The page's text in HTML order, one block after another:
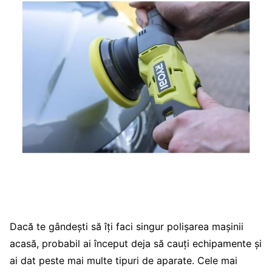
Dacă te gândești să îți faci singur polișarea mașinii
acasă, probabil ai început deja să cauți echipamente și
ai dat peste mai multe tipuri de aparate. Cele mai